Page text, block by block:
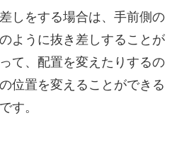
しをする場合は、手前側の
ように抜き差しすることが
て、配置を変えたりするの
位置を変えることができる
す。